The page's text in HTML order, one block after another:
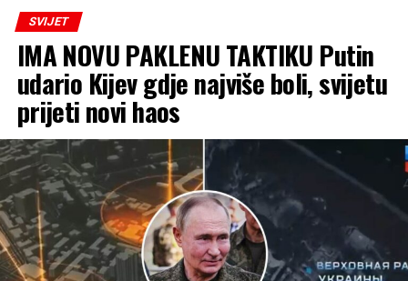
Dodao je i da ne bi trebalo da se donose zaključci o
ishodu pregovora dok oni još traju, ali da će SAD
nastaviti da se oslanja na vojni pritisak, ekonomske mere
i diplomatiju kako bi postigle svoje ciljeve.
“Mi smo nekako usred igre i i ljudi pokušavaju da
predvide kako će se ona odvijati. Mogu da vam kažem da
će to ići na način dobar po SAD”, rekao je on.
(Tanjug)
SVIJET
IMA NOVU PAKLENU TAKTIKU Putin
udario Kijev gdje najviše boli, svijetu
prijeti novi haos